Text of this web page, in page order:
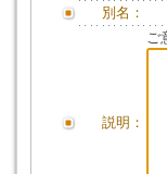
別名：
説明：
ご